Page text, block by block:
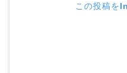
この投稿を